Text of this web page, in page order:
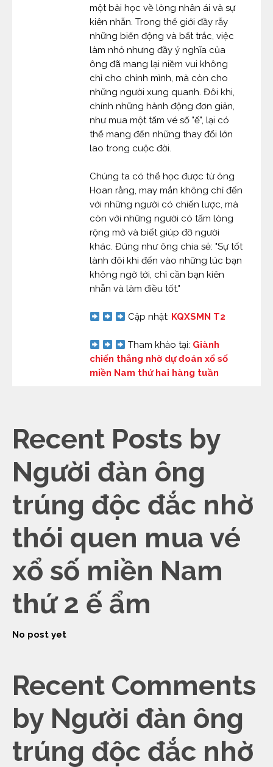
một bài học về lòng nhân ái và sự
kiên nhẫn. Trong thế giới đầy rẫy
những biến động và bất trắc, việc
làm nhỏ nhưng đầy ý nghĩa của
ông đã mang lại niềm vui không
chỉ cho chính mình, mà còn cho
những người xung quanh. Đôi khi,
chính những hành động đơn giản,
như mua một tấm vé số "ế", lại có
thể mang đến những thay đổi lớn
lao trong cuộc đời.
Chúng ta có thể học được từ ông
Hoan rằng, may mắn không chỉ đến
với những người có chiến lược, mà
còn với những người có tấm lòng
rộng mở và biết giúp đỡ người
khác. Đúng như ông chia sẻ: "Sự tốt
lành đôi khi đến vào những lúc bạn
không ngờ tới, chỉ cần bạn kiên
nhẫn và làm điều tốt."
Cập nhật: KQXSMN T2
Tham khảo tại: Giành
chiến thắng nhờ dự đoán xổ số
miền Nam thứ hai hàng tuần
Recent Posts by
Người đàn ông
trúng độc đắc nhờ
thói quen mua vé
xổ số miền Nam
thứ 2 ế ẩm
No post yet
Recent Comments
by Người đàn ông
trúng độc đắc nhờ